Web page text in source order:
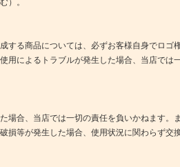
）。
する商品については、必ずお客様自身でロゴ
用によるトラブルが発生した場合、当店では
場合、当店では一切の責任を負いかねます。
損等が発生した場合、使用状況に関わらず交